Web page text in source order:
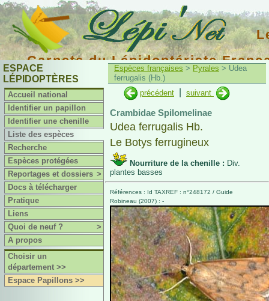
Carnets du Lépidoptériste
ESPACE
LÉPIDOPTÈRES
Accueil national
Identifier un papillon
Identifier une chenille
Liste des espèces
Recherche
Espèces protégées
Reportages et dossiers >
Docs à télécharger
Pratique
Liens
Quoi de neuf ?
>
A propos
Choisir un
département >>
Espace Papillons >>
Espèces françaises > Pyrales > Udea
ferrugalis (Hb.)
précédent
suivant
Crambidae Spilomelinae
Udea ferrugalis Hb.
Le Botys ferrugineux
Nourriture de la chenille : Div.
plantes basses
Références : Id TAXREF : n°248172 / Guide
Robineau (2007) : -